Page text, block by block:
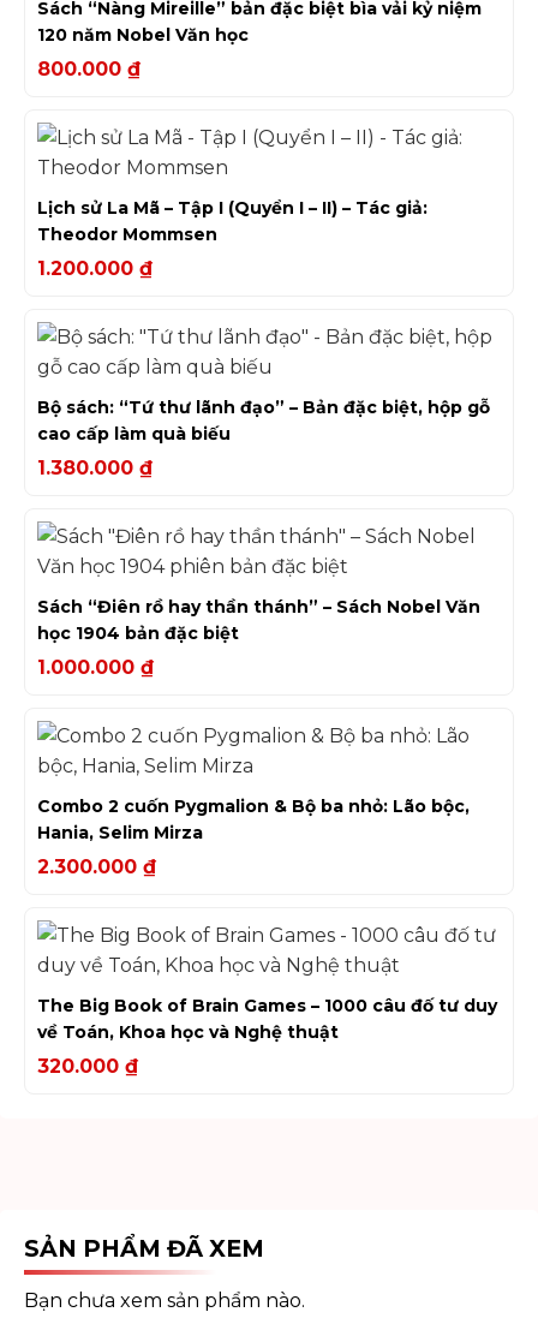
Sách “Nàng Mireille” bản đặc biệt bìa vải kỷ niệm
120 năm Nobel Văn học
800.000 ₫
Lịch sử La Mã – Tập I (Quyển I – II) – Tác giả:
Theodor Mommsen
1.200.000 ₫
Bộ sách: “Tứ thư lãnh đạo” – Bản đặc biệt, hộp gỗ
cao cấp làm quà biếu
1.380.000 ₫
Sách “Điên rồ hay thần thánh” – Sách Nobel Văn
học 1904 bản đặc biệt
1.000.000 ₫
Combo 2 cuốn Pygmalion & Bộ ba nhỏ: Lão bộc,
Hania, Selim Mirza
2.300.000 ₫
The Big Book of Brain Games – 1000 câu đố tư duy
về Toán, Khoa học và Nghệ thuật
320.000 ₫
SẢN PHẨM ĐÃ XEM
Bạn chưa xem sản phẩm nào.